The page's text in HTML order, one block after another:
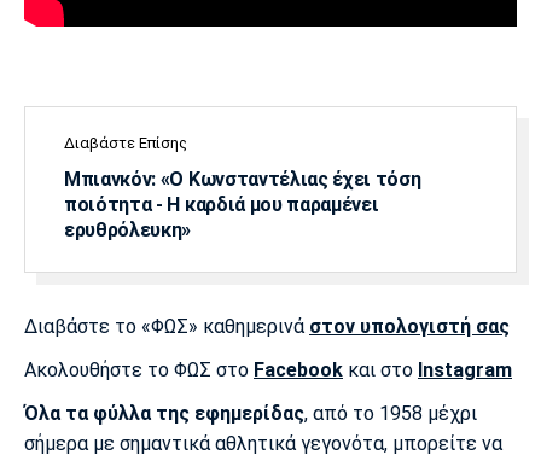
Διαβάστε Επίσης
Μπιανκόν: «Ο Κωνσταντέλιας έχει τόση
ποιότητα - Η καρδιά μου παραμένει
ερυθρόλευκη»
Διαβάστε το «ΦΩΣ» καθημερινά στον υπολογιστή σας
Ακολουθήστε το ΦΩΣ στο Facebook και στο Instagram
Όλα τα φύλλα της εφημερίδας, από το 1958 μέχρι
σήμερα με σημαντικά αθλητικά γεγονότα, μπορείτε να